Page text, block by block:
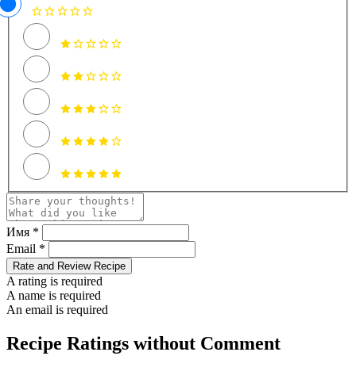
Имя *
Email *
Rate and Review Recipe
A rating is required
A name is required
An email is required
Recipe Ratings without Comment